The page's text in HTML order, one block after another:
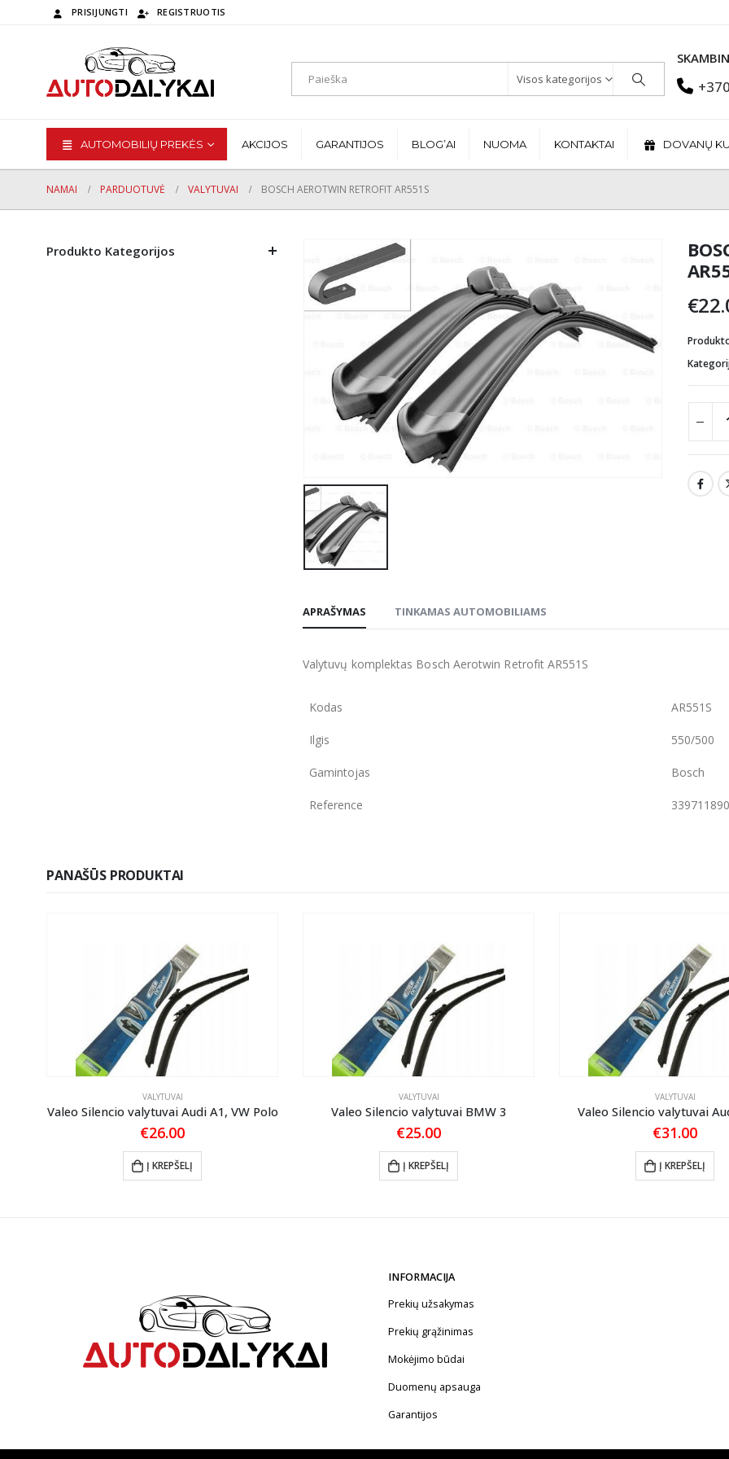
PRISIJUNGTI REGISTRUOTIS
Visos kategorijos
AUTOMOBILIŲ PREKĖS AKCIJOS GARANTIJOS BLOG’AI NUOMA KONTAKTAI DOVANŲ
NAMAI PARDUOTUVĖ VALYTUVAI BOSCH AEROTWIN RETROFIT AR551S
€
APRAŠYMAS TINKAMAS AUTOMOBILIAMS
Valytuvų komplektas Bosch Aerotwin Retrofit AR551S
Kodas AR551S
Ilgis 550/500
Gamintojas Bosch
Reference
Produkto Kategorijos
PANAŠŪS PRODUKTAI
VALYTUVAI
Valeo Silencio valytuvai Audi A1, VW Polo
€26.00
Į KREPŠELĮ
VALYTUVAI
Valeo Silencio valytuvai BMW 3
€25.00
Į KREPŠELĮ
VALYTUVAI
Valeo Silencio valytuvai
€31.00
Į KREPŠELĮ
INFORMACIJA
Prekių užsakymas
Prekių grąžinimas
Mokėjimo būdai
Duomenų apsauga
Garantijos